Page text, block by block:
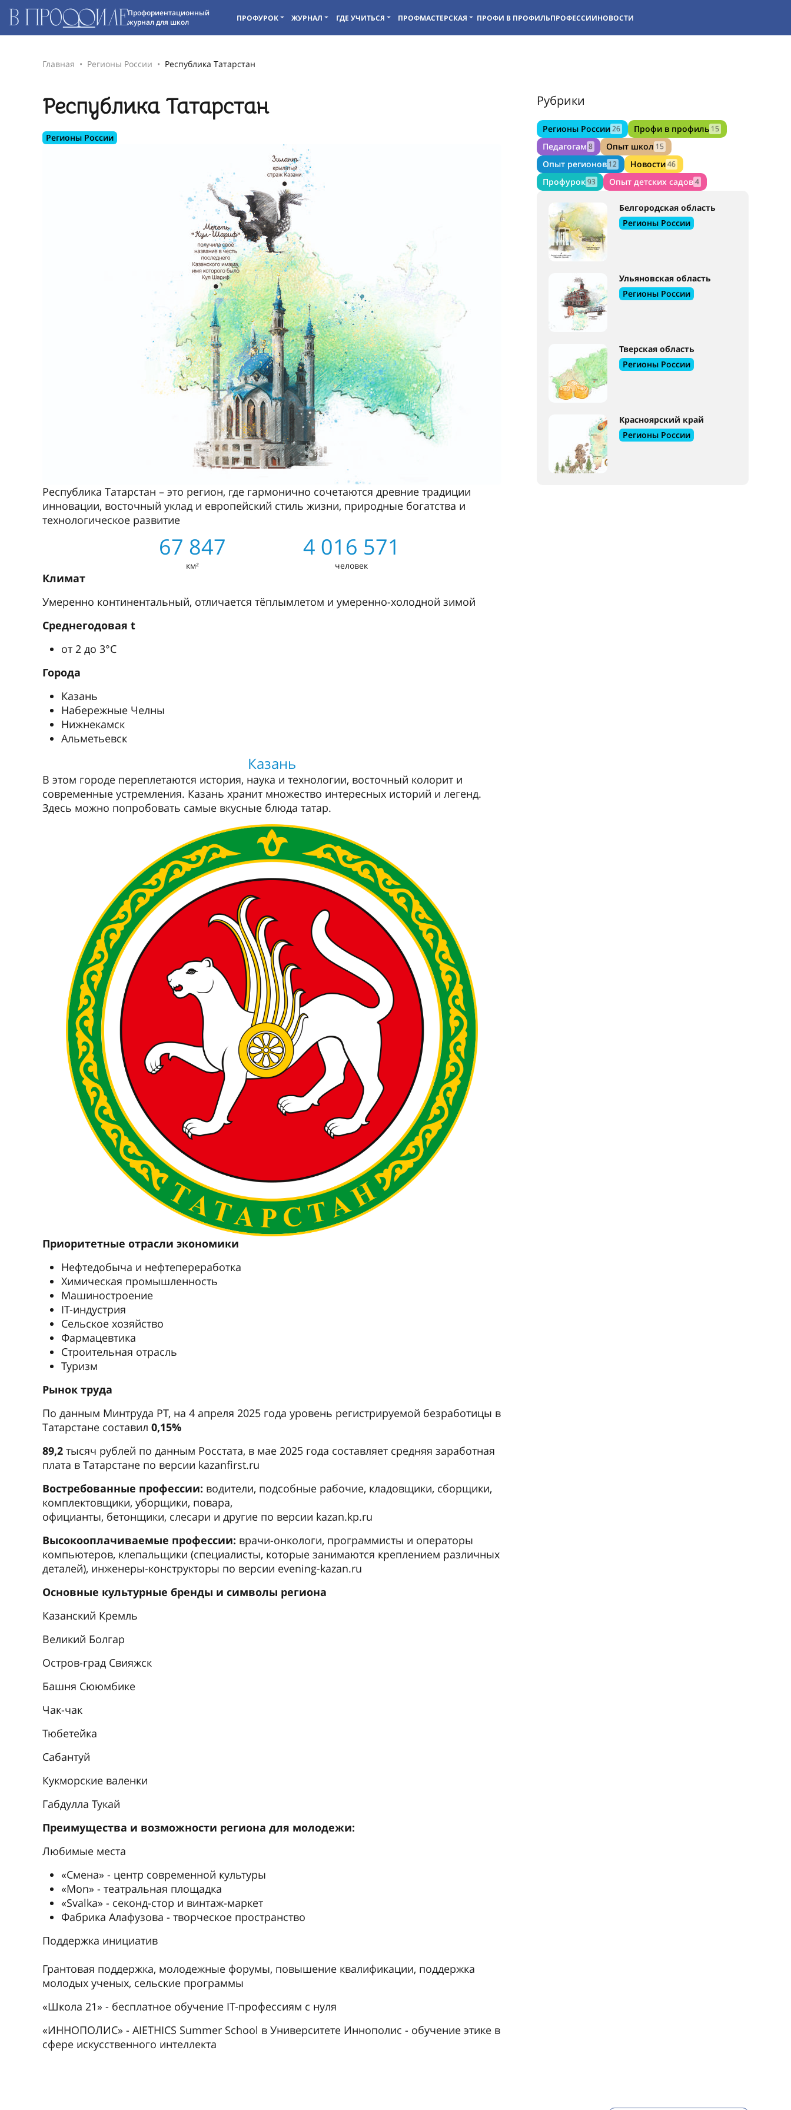
Профориентационный
журнал для школ
ПРОФУРОК ЖУРНАЛ ГДЕ УЧИТЬСЯ ПРОФМАСТЕРСКАЯ ПРОФИ В ПРОФИЛЬПРОФЕССИИНОВОСТИ
Главная Регионы России Республика Татарстан
Республика Татарстан
Регионы России
Республика Татарстан – это регион, где гармонично сочетаются древние традиции
инновации, восточный уклад и европейский стиль жизни, природные богатства и
технологическое развитие
67 847
км²
4 016 571
человек
Климат
Умеренно континентальный, отличается тёплымлетом и умеренно-холодной зимой
Среднегодовая t
от 2 до 3°С
Города
Казань
Набережные Челны
Нижнекамск
Альметьевск
Казань
В этом городе переплетаются история, наука и технологии, восточный колорит и
современные устремления. Казань хранит множество интересных историй и легенд.
Здесь можно попробовать самые вкусные блюда татар.
Приоритетные отрасли экономики
Нефтедобыча и нефтепереработка
Химическая промышленность
Машиностроение
IT-индустрия
Сельское хозяйство
Фармацевтика
Строительная отрасль
Туризм
Рынок труда
По данным Минтруда РТ, на 4 апреля 2025 года уровень регистрируемой безработицы в
Татарстане составил 0,15%
89,2 тысяч рублей по данным Росстата, в мае 2025 года составляет средняя заработная
плата в Татарстане по версии kazanfirst.ru
Востребованные профессии: водители, подсобные рабочие, кладовщики, сборщики,
комплектовщики, уборщики, повара,
официанты, бетонщики, слесари и другие по версии kazan.kp.ru
Высокооплачиваемые профессии: врачи-онкологи, программисты и операторы
компьютеров, клепальщики (специалисты, которые занимаются креплением различных
деталей), инженеры-конструкторы по версии evening-kazan.ru
Основные культурные бренды и символы региона
Казанский Кремль
Великий Болгар
Остров-град Свияжск
Башня Сююмбике
Чак-чак
Тюбетейка
Сабантуй
Кукморские валенки
Габдулла Тукай
Преимущества и возможности региона для молодежи:
Любимые места
«Смена» - центр современной культуры
«Mon» - театральная площадка
«Svalka» - секонд-стор и винтаж-маркет
Фабрика Алафузова - творческое пространство
Поддержка инициатив
Грантовая поддержка, молодежные форумы, повышение квалификации, поддержка
молодых ученых, сельские программы
«Школа 21» - бесплатное обучение IT-профессиям с нуля
«ИННОПОЛИС» - AIETHICS Summer School в Университете Иннополис - обучение этике в
сфере искусственного интеллекта
Рубрики
Регионы России26 Профи в профиль 15
Педагогам 8 Опыт школ 15
Опыт регионов 12 Новости46
Профурок93 Опыт детских садов4
Белгородская область
Регионы России
Ульяновская область
Регионы России
Тверская область
Регионы России
Красноярский край
Регионы России